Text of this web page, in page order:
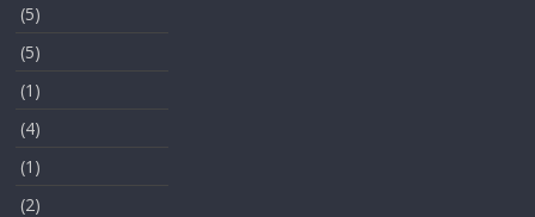
(5)
(5)
(1)
(4)
(1)
(2)